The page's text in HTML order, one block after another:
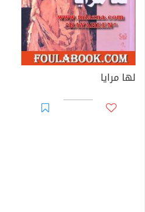
لها مرايا